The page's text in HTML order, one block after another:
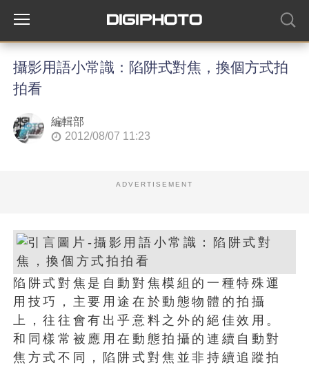
攝影用語小常識：陷阱式對焦，換個方式拍
拍看
編輯部
2012/08/07 11:23
ADVERTISEMENT
陷阱式對焦是自動對焦模組的一種特殊運
用技巧，主要用途在於動態物體的拍攝
上，往往會有出乎意料之外的絕佳效用。
和同樣常被應用在動態拍攝的連續自動對
焦方式不同，陷阱式對焦並非持續追蹤拍